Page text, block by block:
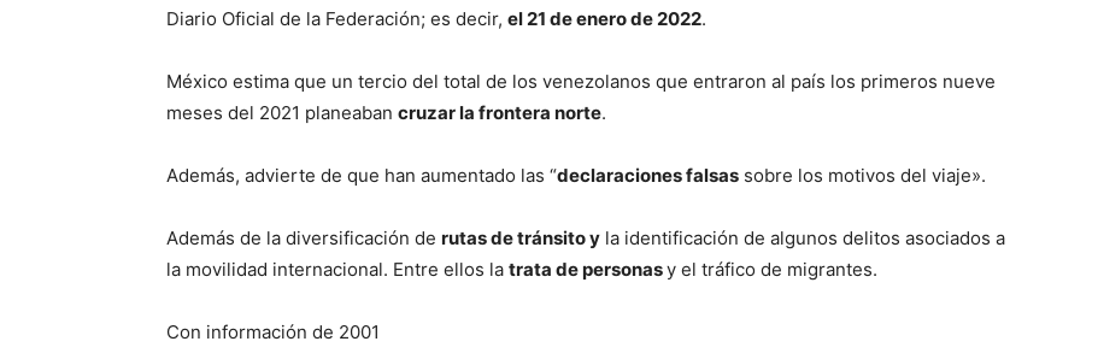
Diario Oficial de la Federación; es decir, el 21 de enero de 2022.
México estima que un tercio del total de los venezolanos que entraron al país los primeros nueve
meses del 2021 planeaban cruzar la frontera norte.
Además, advierte de que han aumentado las “declaraciones falsas sobre los motivos del viaje».
Además de la diversificación de rutas de tránsito y la identificación de algunos delitos asociados a
la movilidad internacional. Entre ellos la trata de personasy el tráfico de migrantes.
Con información de 2001